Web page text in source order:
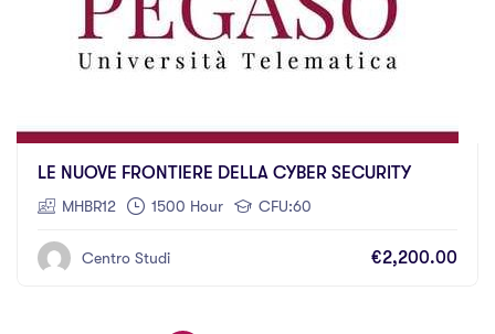
LE NUOVE FRONTIERE DELLA CYBER SECURITY
MHBR12 1500 Hour CFU:60
Centro Studi €2,200.00